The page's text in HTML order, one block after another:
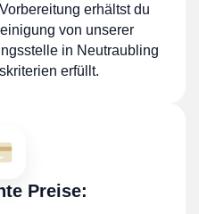
erhältst du
von unserer
in Neutraubling
erfüllt.
Preise: